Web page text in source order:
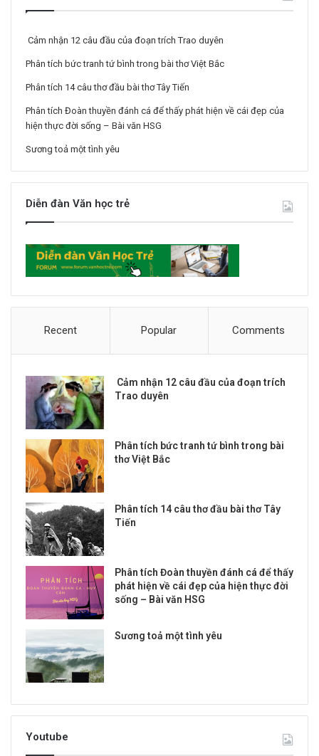
Cảm nhận 12 câu đầu của đoạn trích Trao duyên
Phân tích bức tranh tứ bình trong bài thơ Việt Bắc
Phân tích 14 câu thơ đầu bài thơ Tây Tiến
Phân tích Đoàn thuyền đánh cá để thấy phát hiện về cái đẹp của
hiện thực đời sống – Bài văn HSG
Sương toả một tình yêu
Diễn đàn Văn học trẻ
Recent Popular Comments
Cảm nhận 12 câu đầu của đoạn trích
Trao duyên
Phân tích bức tranh tứ bình trong bài
thơ Việt Bắc
Phân tích 14 câu thơ đầu bài thơ Tây
Tiến
Phân tích Đoàn thuyền đánh cá để thấy
phát hiện về cái đẹp của hiện thực đời
sống – Bài văn HSG
Sương toả một tình yêu
Youtube